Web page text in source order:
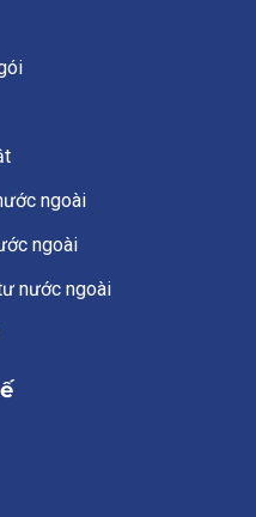
ngoài
ngoài
nước ngoài